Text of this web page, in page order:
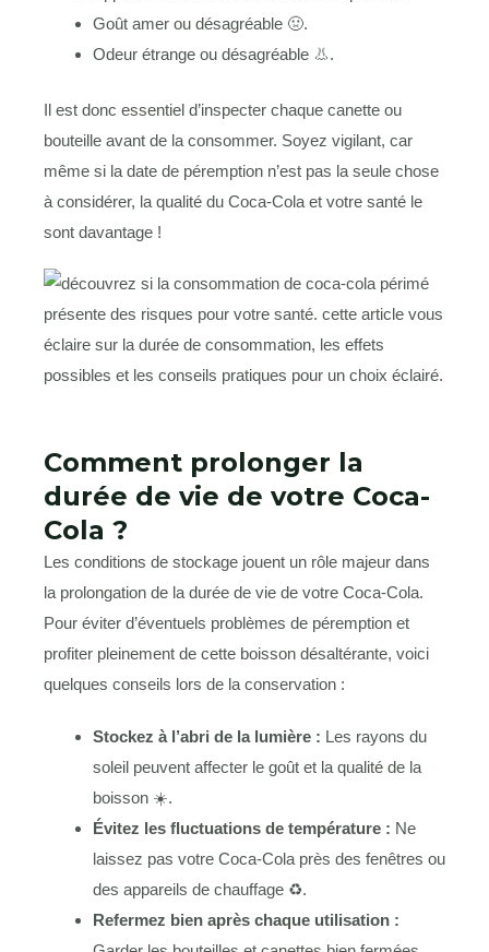
Goût amer ou désagréable 🤢.
Odeur étrange ou désagréable 👃.
Il est donc essentiel d’inspecter chaque canette ou
bouteille avant de la consommer. Soyez vigilant, car
même si la date de péremption n’est pas la seule chose
à considérer, la qualité du Coca-Cola et votre santé le
sont davantage !
Comment prolonger la
durée de vie de votre Coca-
Cola ?
Les conditions de stockage jouent un rôle majeur dans
la prolongation de la durée de vie de votre Coca-Cola.
Pour éviter d’éventuels problèmes de péremption et
profiter pleinement de cette boisson désaltérante, voici
quelques conseils lors de la conservation :
Stockez à l’abri de la lumière : Les rayons du
soleil peuvent affecter le goût et la qualité de la
boisson ☀️.
Évitez les fluctuations de température : Ne
laissez pas votre Coca-Cola près des fenêtres ou
des appareils de chauffage ♻️.
Refermez bien après chaque utilisation :